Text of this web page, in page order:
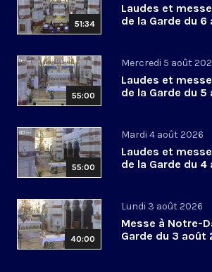
51:34
Laudes et
de la Garde du
55:00
Mercredi 5 août
Laudes et
de la Garde du
55:00
Mardi 4 août 2026
Laudes et
de la Garde du
40:00
Lundi 3 août 2026
Messe à Notre-
Garde du 3 août